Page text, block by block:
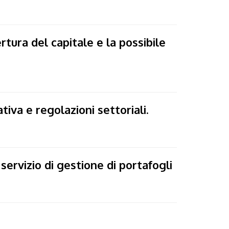
del capitale e la possibile
e regolazioni settoriali.
di gestione di portafogli